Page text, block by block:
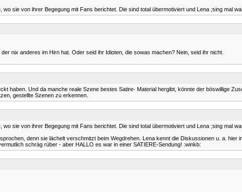
sie von ihrer Begegung mit Fans berichtet. Die sind total übermotiviert und Lena ;sing mal
nix anderes im Hirn hat. Oder seid ihr Idioten, die sowas machen? Nein, seid ihr nicht.
haben. Und da manche reale Szene bestes Satire- Material hergibt, könnte der böswillige
gestellte Szenen zu erkennen.
sie von ihrer Begegung mit Fans berichtet. Die sind total übermotiviert und Lena ;sing mal
denn sie lächelt verschmitzt beim Wegdrehen. Lena kennt die Diskussionen u. a. hier
schräg rüber - aber HALLO es war in einer SATIERE-Sendung! :winkb: